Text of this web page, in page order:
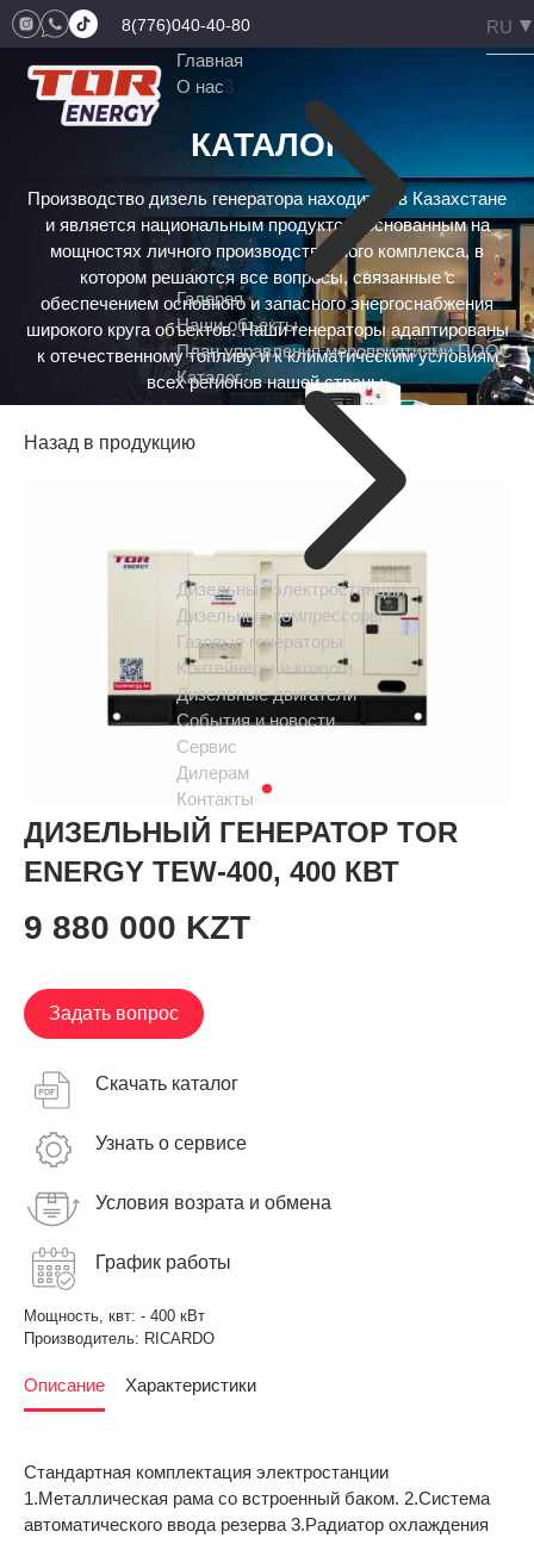
8(776)040-40-80
Главная
О нас3
Галерея
Наши объекты
План управления мероприятиями ПООС
Каталог5
Дизельные электростанции
Дизельные компрессоры
Газовые генераторы
Контейнеры и кожухи
Дизельные двигатели
События и новости
Сервис
Дилерам
Контакты
КАТАЛОГ
Производство дизель генератора находится в Казахстане
и является национальным продуктом, основанным на
мощностях личного производственного комплекса, в
котором решаются все вопросы, связанные с
обеспечением основного и запасного энергоснабжения
широкого круга объектов. Наши генераторы адаптированы
к отечественному топливу и к климатическим условиям
всех регионов нашей страны.
Назад в продукцию
ДИЗЕЛЬНЫЙ ГЕНЕРАТОР TOR
ENERGY TEW-400, 400 КВТ
9 880 000 KZT
Задать вопрос
Скачать каталог
Узнать о сервисе
Условия возрата и обмена
График работы
Мощность, квт: - 400 кВт
Производитель: RICARDO
Описание Характеристики
Стандартная комплектация электростанции
1.Металлическая рама со встроенный баком. 2.Система
автоматического ввода резерва 3.Радиатор охлаждения